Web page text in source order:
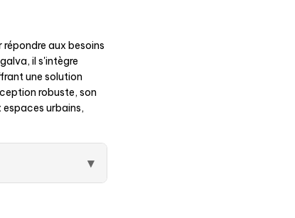
aux besoins
il s'intègre
une solution
robuste, son
urbains,
▾